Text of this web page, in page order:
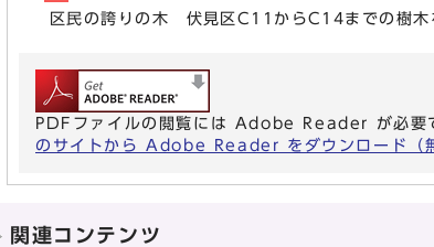
区民の誇りの木 伏見区C11からC14までの樹木
PDFファイルの閲覧には Adobe Reader が必要
のサイトから Adobe Reader をダウンロード（
関連コンテンツ